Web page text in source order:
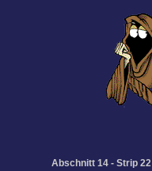
Abschnitt 14 - Strip 22